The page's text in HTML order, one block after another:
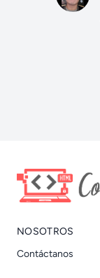
NOSOTROS
Contáctanos